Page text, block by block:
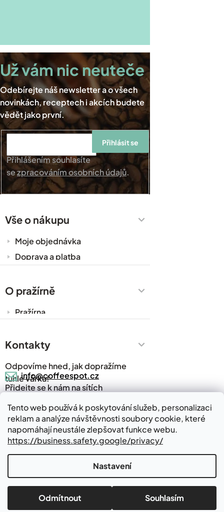
Tento web používá k poskytování služeb, personalizaci
reklam a analýze návštěvnosti soubory cookie, které
napomáhají neustále zlepšovat funkce webu.
https://business.safety.google/privacy/
Nastavení
Odmítnout Souhlasím
Přihlášením souhlasíte
sezpracováním osobních údajů.
Přihlásit se
Vše o nákupu
Moje objednávka
Doprava a platba
Zakázková výroba
Ochrana osobních údajů
O pražírně
Pražírna
Prodejny
Kávový slovník
Napsali o nás
Blog
Kontakty
Kontakty
Odpovíme hned, jak dopražíme
tuhle várku!
info@coffeespot.cz
Přidejte se k nám na sítích
Kde nás najdete
Pražírna kávy v Babicích
Babice 647
Vytvořil Shoptet
Copyright 2026Coffeespot.cz . Všechna práva vyhrazena.